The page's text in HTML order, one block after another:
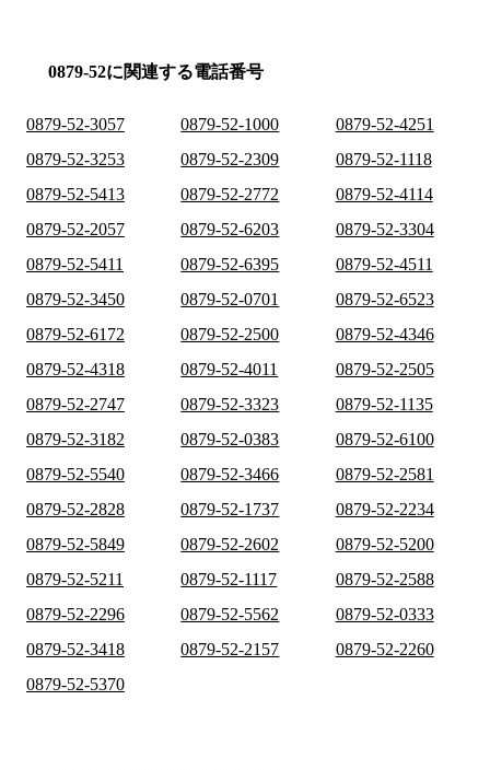
0879-52に関連する電話番号
0879-52-3057 0879-52-1000
0879-52-4251
0879-52-3253
0879-52-2309
0879-52-1118
0879-52-5413
0879-52-2772
0879-52-4114
0879-52-2057
0879-52-6203
0879-52-3304
0879-52-5411
0879-52-6395
0879-52-4511
0879-52-3450
0879-52-0701
0879-52-6523
0879-52-6172
0879-52-2500
0879-52-4346
0879-52-4318
0879-52-4011
0879-52-2505
0879-52-2747
0879-52-3323
0879-52-1135
0879-52-3182
0879-52-0383
0879-52-6100
0879-52-5540
0879-52-3466
0879-52-2581
0879-52-2828
0879-52-1737
0879-52-2234
0879-52-5849
0879-52-2602
0879-52-5200
0879-52-5211
0879-52-1117
0879-52-2588
0879-52-2296
0879-52-5562
0879-52-0333
0879-52-3418
0879-52-2157
0879-52-2260
0879-52-5370